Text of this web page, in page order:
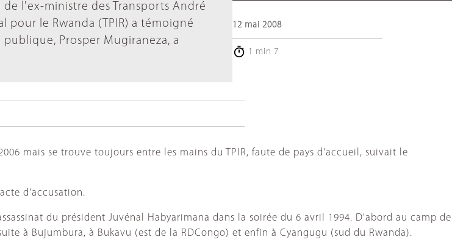
l'ex-ministre des Transports André
le Rwanda (TPIR) a témoigné
Prosper Mugiraneza, a
12 mai 2008
1 min 7
mais se trouve toujours entre les mains du TPIR, faute de pays d'accueil, suivait le
d'accusation.
du président Juvénal Habyarimana dans la soirée du 6 avril 1994. D'abord au camp de
à Bujumbura, à Bukavu (est de la RDCongo) et enfin à Cyangugu (sud du Rwanda).